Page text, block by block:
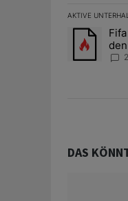
AKTIVE
Das
Ein
2
DAS